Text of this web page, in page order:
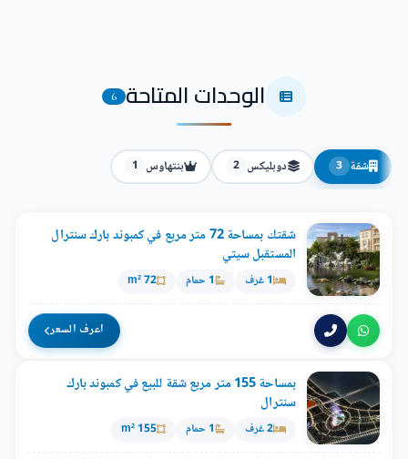
الوحدات المتاحة 6
شقة 3 دوبليكس 2 بنتهاوس 1
شقتك بمساحة 72 متر مربع في كمبوند بارك سنترال
المستقبل سيتي
1 غرف 1 حمام 72 m²
اعرف السعر
بمساحة 155 متر مربع شقة للبيع في كمبوند بارك
سنترال
2 غرف 1 حمام 155 m²